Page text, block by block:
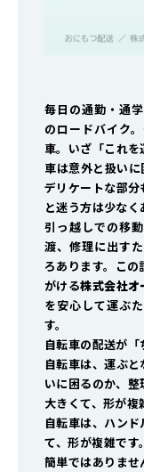
毎日の通勤・通
のロードバイク
車。いざ「これ
車は意外と扱いに
デリケートな部分
と迷う方は少なく
引っ越しでの移
渡、修理に出す
ろあります。こ
がける株式会社オ
を安心して運ぶ
す。
自転車の配送が
自転車は、運ぶ
いに困るのか、整
大きくて、形が複
自転車は、ハン
て、形が複雑で
簡単ではありま